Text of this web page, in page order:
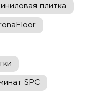
плитка
SPC